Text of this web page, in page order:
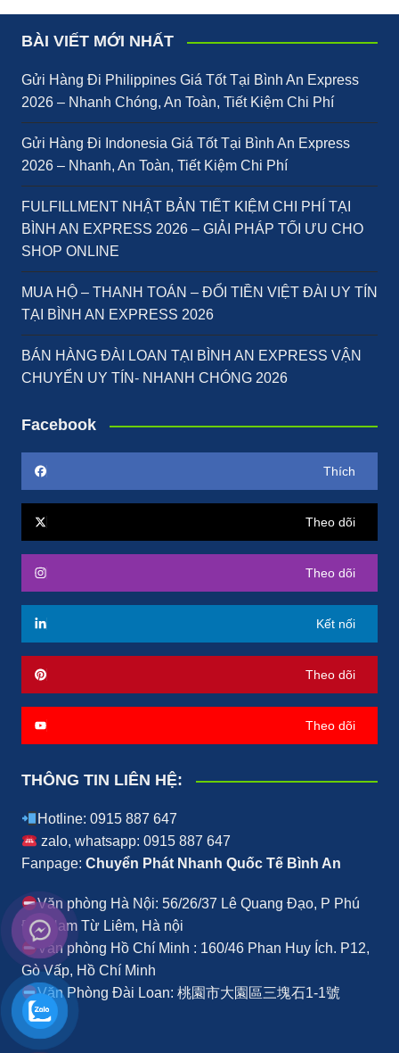
BÀI VIẾT MỚI NHẤT
Gửi Hàng Đi Philippines Giá Tốt Tại Bình An Express
2026 – Nhanh Chóng, An Toàn, Tiết Kiệm Chi Phí
Gửi Hàng Đi Indonesia Giá Tốt Tại Bình An Express
2026 – Nhanh, An Toàn, Tiết Kiệm Chi Phí
FULFILLMENT NHẬT BẢN TIẾT KIỆM CHI PHÍ TẠI
BÌNH AN EXPRESS 2026 – GIẢI PHÁP TỐI ƯU CHO
SHOP ONLINE
MUA HỘ – THANH TOÁN – ĐỔI TIỀN VIỆT ĐÀI UY TÍN
TẠI BÌNH AN EXPRESS 2026
BÁN HÀNG ĐÀI LOAN TẠI BÌNH AN EXPRESS VẬN
CHUYỂN UY TÍN- NHANH CHÓNG 2026
Facebook
Thích
Theo dõi
Theo dõi
Kết nối
Theo dõi
Theo dõi
THÔNG TIN LIÊN HỆ:
Hotline: 0915 887 647
zalo, whatsapp: 0915 887 647
Fanpage: Chuyển Phát Nhanh Quốc Tế Bình An
Văn phòng Hà Nội: 56/26/37 Lê Quang Đạo, P Phú
Đô, Nam Từ Liêm, Hà nội
Văn phòng Hồ Chí Minh : 160/46 Phan Huy Ích. P12,
Gò Vấp, Hồ Chí Minh
Văn Phòng Đài Loan: 桃園市大園區三塊石1-1號